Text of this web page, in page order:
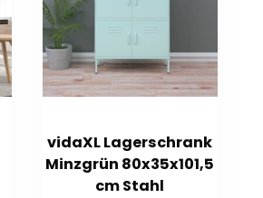
vidaXL Lagerschrank
Minzgrün 80x35x101,5
cm Stahl